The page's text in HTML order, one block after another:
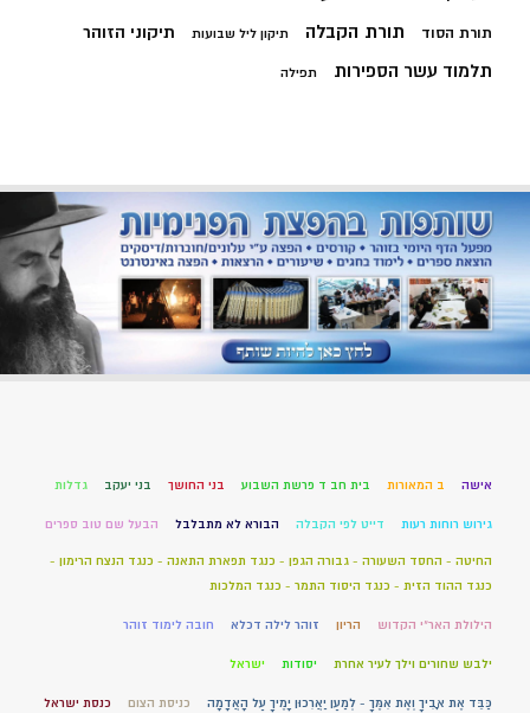
תורת הסוד תורת הקבלה תיקון ליל שבועות תיקוני הזוהר
תלמוד עשר הספירות תפילה
אישה ב המאורות בית חב ד פרשת השבוע בני החושך בני יעקב גדלות
גירוש רוחות רעות דייט לפי הקבלה הבורא לא מתבלבל הבעל שם טוב ספרים
החיטה - החסד השעורה - גבורה הגפן - כנגד תפארת התאנה - כנגד הנצח הרימון -
כנגד ההוד הזית - כנגד היסוד התמר - כנגד המלכות
הילולת האר"י הקדוש הריון זוהר לילה דכלא חובה לימוד זוהר
ילבש שחורים וילך לעיר אחרת יסודות ישראל
כַּבֵּד אֶת אָבִיךָ וְאֶת אִמֶּךָ - לְמַעַן יַאֲרִכוּן יָמֶיךָ עַל הָאֲדָמָה כניסת הצום כנסת ישראל